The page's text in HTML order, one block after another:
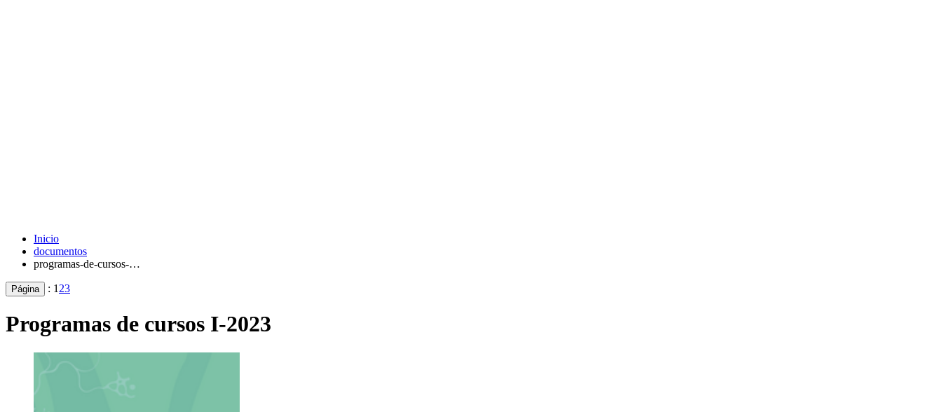
Inicio
documentos
programas-de-cursos-…
Página : 1 23
Programas de cursos I-2023